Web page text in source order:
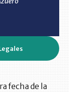
fecha de la